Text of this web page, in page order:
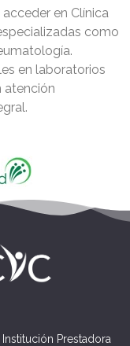
en Clínica
como
en laboratorios
atención
Prestadora